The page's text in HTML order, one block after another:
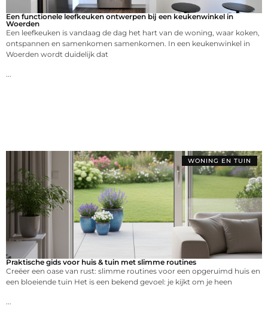
Een functionele leefkeuken ontwerpen bij een keukenwinkel in
Woerden
Een leefkeuken is vandaag de dag het hart van de woning, waar koken,
ontspannen en samenkomen samenkomen. In een keukenwinkel in
Woerden wordt duidelijk dat
WONING EN TUIN
Praktische gids voor huis & tuin met slimme routines
Creëer een oase van rust: slimme routines voor een opgeruimd huis en
een bloeiende tuin Het is een bekend gevoel: je kijkt om je heen